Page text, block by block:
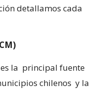
detallamos cada
es la principal fuente
chilenos y la